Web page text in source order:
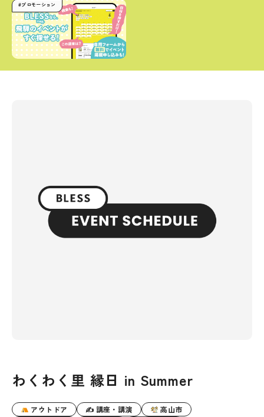
#プロモーション
わくわく里 縁日 in Summer
アウトドア ✍ 講座・講演
高山市